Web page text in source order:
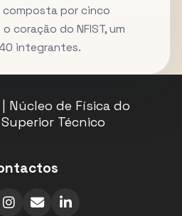
composta por cinco
coração do NFIST, um
integrantes.
Núcleo de Física do
Técnico